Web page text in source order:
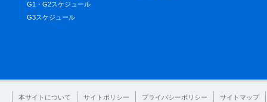
G1・G2スケジュール
G3スケジュール
本サイトについて サイトポリシー プライバシーポリシー サイトマップ